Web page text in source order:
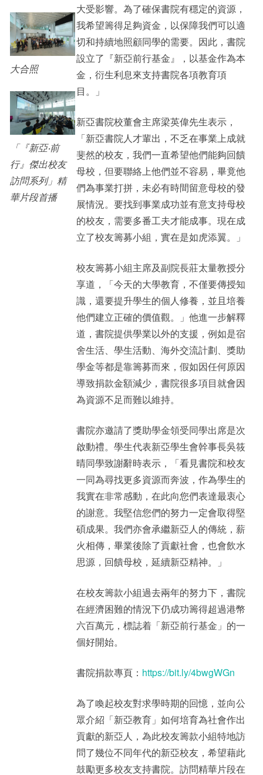
大合照
「『新亞‧前
行』傑出校友
訪問系列」精
華片段首播
大受影響。為了確保書院有穩定的資源，
我希望籌得足夠資金，以保障我們可以適
切和持續地照顧同學的需要。因此，書院
設立了『新亞前行基金』，以基金作為本
金，衍生利息來支持書院各項教育項
目。」
新亞書院校董會主席梁英偉先生表示，
「新亞書院人才輩出，不乏在事業上成就
斐然的校友，我們一直希望他們能夠回饋
母校，但要聯絡上他們並不容易，畢竟他
們為事業打拼，未必有時間留意母校的發
展情況。要找到事業成功並有意支持母校
的校友，需要多番工夫才能成事。現在成
立了校友籌募小組，實在是如虎添翼。」
校友籌募小組主席及副院長莊太量教授分
享道，「今天的大學教育，不僅要傳授知
識，還要提升學生的個人修養，並且培養
他們建立正確的價值觀。」他進一步解釋
道，書院提供學業以外的支援，例如是宿
舍生活、學生活動、海外交流計劃、獎助
學金等都是靠籌募而來，假如因任何原因
導致捐款金額減少，書院很多項目就會因
為資源不足而難以維持。
書院亦邀請了獎助學金領受同學出席是次
啟動禮。學生代表新亞學生會幹事長吳筱
晴同學致謝辭時表示，「看見書院和校友
一同為尋找更多資源而奔波，作為學生的
我實在非常感動，在此向您們表達最衷心
的謝意。我堅信您們的努力一定會取得堅
碩成果。我們亦會承繼新亞人的傳統，薪
火相傳，畢業後除了貢獻社會，也會飲水
思源，回饋母校，延續新亞精神。」
在校友籌款小組過去兩年的努力下，書院
在經濟困難的情況下仍成功籌得超過港幣
六百萬元，標誌着「新亞前行基金」的一
個好開始。
書院捐款專頁： https://bit.ly/4bwgWGn
為了喚起校友對求學時期的回憶，並向公
眾介紹「新亞教育」如何培育為社會作出
貢獻的新亞人，為此校友籌款小組特地訪
問了幾位不同年代的新亞校友，希望藉此
鼓勵更多校友支持書院。訪問精華片段在